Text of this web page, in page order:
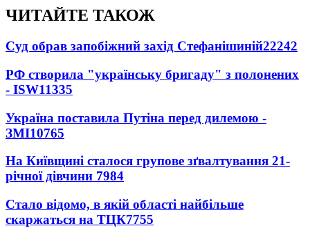
ЧИТАЙТЕ ТАКОЖ
Суд обрав запобіжний захід Стефанішиній22242
РФ створила "українську бригаду" з полонених
- ISW11335
Україна поставила Путіна перед дилемою -
ЗМІ10765
На Київщині сталося групове зґвалтування 21-
річної дівчини 7984
Стало відомо, в якій області найбільше
скаржаться на ТЦК7755